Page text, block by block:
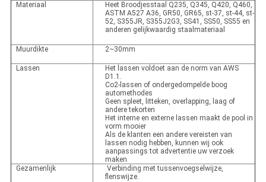
Materiaal
Heet Broodjesstaal Q235, Q345, Q420, Q460,
ASTM A527 A36, GR50, GR65, st-37, st-44, st-
52, S355JR, S355J2G3, SS41, SS50, SS55 en
anderen gelijkwaardig staalmateriaal
Muurdikte 2~30mm
Lassen
Het lassen voldoet aan de norm van AWS
D1.1.
Co2-lassen of ondergedompelde boog
automethodes
Geen spleet, litteken, overlapping, laag of
andere tekorten
Het interne en externe lassen maakt de pool in
vorm mooier
Als de klanten een andere vereisten van
lassen nodig hebben, kunnen wij ook
aanpassings tot advertentie uw verzoek
maken
Gezamenlijk
Verbinding met tussenvoegselwijze,
flenswijze.